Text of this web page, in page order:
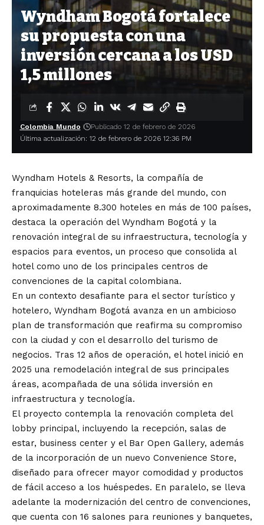
Wyndham Bogotá fortalece
su propuesta con una
inversión cercana a los USD
1,5 millones
Última actualización: 12 de febrero de 2026 12:36 PM
Colombia Mundo Publicado 12 de febrero de 2026
Wyndham Hotels & Resorts, la compañía de
franquicias hoteleras más grande del mundo, con
aproximadamente 8.300 hoteles en más de 100 países,
destaca la operación del Wyndham Bogotá y la
renovación integral de su infraestructura, tecnología y
espacios para eventos, un proceso que consolida al
hotel como uno de los principales centros de
convenciones de la capital colombiana.
En un contexto desafiante para el sector turístico y
hotelero, Wyndham Bogotá avanza en un ambicioso
plan de transformación que reafirma su compromiso
con la ciudad y con el desarrollo del turismo de
negocios. Tras 12 años de operación, el hotel inició en
2025 una remodelación integral de sus principales
áreas, acompañada de una sólida inversión en
infraestructura y tecnología.
El proyecto contempla la renovación completa del
lobby principal, incluyendo la recepción, salas de
estar, business center y el Bar Open Gallery, además
de la incorporación de un nuevo Convenience Store,
diseñado para ofrecer mayor comodidad y productos
de fácil acceso a los huéspedes. En paralelo, se lleva
adelante la modernización del centro de convenciones,
que cuenta con 16 salones para reuniones y banquetes,